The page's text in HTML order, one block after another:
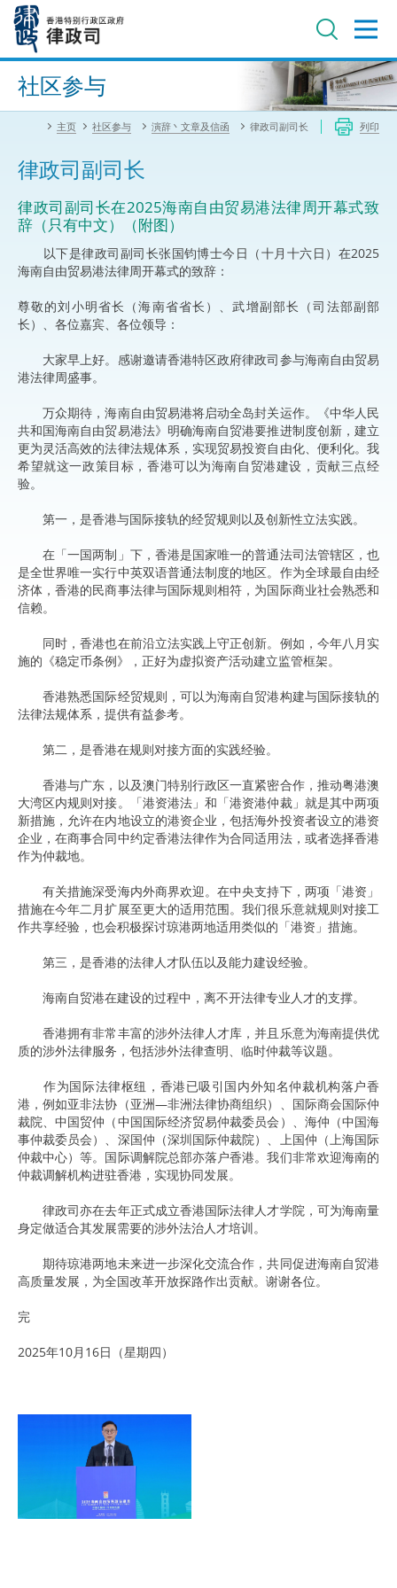
内
进阶搜寻
社区参与
主页 社区参与 演辞丶文章及信函 律政司副司长 列印
律政司副司长
律政司副司长在2025海南自由贸易港法律周开幕式致
辞（只有中文）（附图）
以下是律政司副司长张国钧博士今日（十月十六日）在2025
海南自由贸易港法律周开幕式的致辞：
尊敬的刘小明省长（海南省省长）、武增副部长（司法部副部
长）、各位嘉宾、各位领导：
大家早上好。感谢邀请香港特区政府律政司参与海南自由贸易
港法律周盛事。
万众期待，海南自由贸易港将启动全岛封关运作。《中华人民
共和国海南自由贸易港法》明确海南自贸港要推进制度创新，建立
更为灵活高效的法律法规体系，实现贸易投资自由化、便利化。我
希望就这一政策目标，香港可以为海南自贸港建设，贡献三点经
验。
第一，是香港与国际接轨的经贸规则以及创新性立法实践。
在「一国两制」下，香港是国家唯一的普通法司法管辖区，也
是全世界唯一实行中英双语普通法制度的地区。作为全球最自由经
济体，香港的民商事法律与国际规则相符，为国际商业社会熟悉和
信赖。
同时，香港也在前沿立法实践上守正创新。例如，今年八月实
施的《稳定币条例》，正好为虚拟资产活动建立监管框架。
香港熟悉国际经贸规则，可以为海南自贸港构建与国际接轨的
法律法规体系，提供有益参考。
第二，是香港在规则对接方面的实践经验。
香港与广东，以及澳门特别行政区一直紧密合作，推动粤港澳
大湾区内规则对接。「港资港法」和「港资港仲裁」就是其中两项
新措施，允许在内地设立的港资企业，包括海外投资者设立的港资
企业，在商事合同中约定香港法律作为合同适用法，或者选择香港
作为仲裁地。
有关措施深受海内外商界欢迎。在中央支持下，两项「港资」
措施在今年二月扩展至更大的适用范围。我们很乐意就规则对接工
作共享经验，也会积极探讨琼港两地适用类似的「港资」措施。
第三，是香港的法律人才队伍以及能力建设经验。
海南自贸港在建设的过程中，离不开法律专业人才的支撑。
香港拥有非常丰富的涉外法律人才库，并且乐意为海南提供优
质的涉外法律服务，包括涉外法律查明、临时仲裁等议题。
作为国际法律枢纽，香港已吸引国内外知名仲裁机构落户香
港，例如亚非法协（亚洲—非洲法律协商组织）、国际商会国际仲
裁院、中国贸仲（中国国际经济贸易仲裁委员会）、海仲（中国海
事仲裁委员会）、深国仲（深圳国际仲裁院）、上国仲（上海国际
仲裁中心）等。国际调解院总部亦落户香港。我们非常欢迎海南的
仲裁调解机构进驻香港，实现协同发展。
律政司亦在去年正式成立香港国际法律人才学院，可为海南量
身定做适合其发展需要的涉外法治人才培训。
期待琼港两地未来进一步深化交流合作，共同促进海南自贸港
高质量发展，为全国改革开放探路作出贡献。谢谢各位。
完
2025年10月16日（星期四）